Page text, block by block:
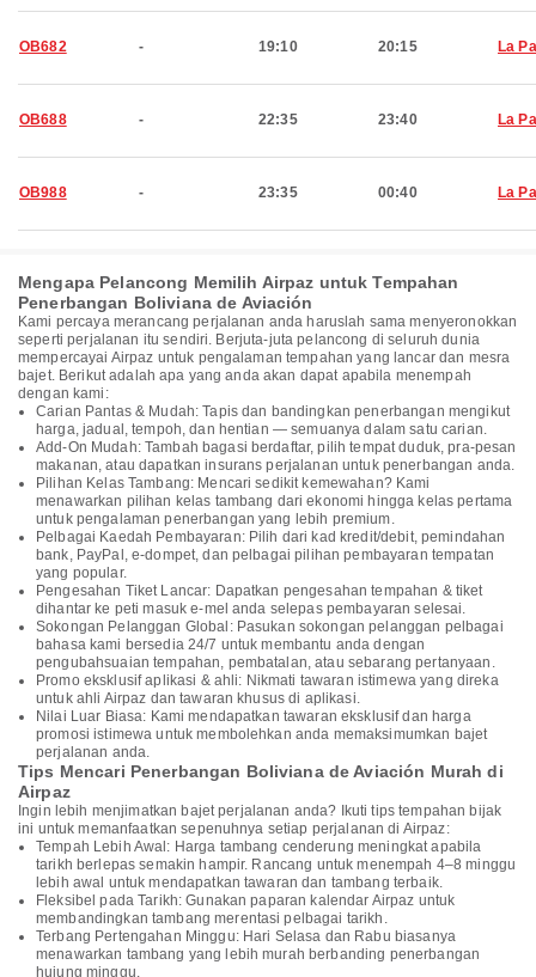
OB682 - 19:10 20:15 La
OB688 - 22:35 23:40 La
OB988 - 23:35 00:40 La
Mengapa Pelancong Memilih Airpaz untuk Tempahan
Penerbangan Boliviana de Aviación
Kami percaya merancang perjalanan anda haruslah sama menyeronokkan
seperti perjalanan itu sendiri. Berjuta-juta pelancong di seluruh dunia
mempercayai Airpaz untuk pengalaman tempahan yang lancar dan mesra
bajet. Berikut adalah apa yang anda akan dapat apabila menempah
dengan kami:
Carian Pantas & Mudah: Tapis dan bandingkan penerbangan mengikut
harga, jadual, tempoh, dan hentian — semuanya dalam satu carian.
Add-On Mudah: Tambah bagasi berdaftar, pilih tempat duduk, pra-pesan
makanan, atau dapatkan insurans perjalanan untuk penerbangan anda.
Pilihan Kelas Tambang: Mencari sedikit kemewahan? Kami
menawarkan pilihan kelas tambang dari ekonomi hingga kelas pertama
untuk pengalaman penerbangan yang lebih premium.
Pelbagai Kaedah Pembayaran: Pilih dari kad kredit/debit, pemindahan
bank, PayPal, e-dompet, dan pelbagai pilihan pembayaran tempatan
yang popular.
Pengesahan Tiket Lancar: Dapatkan pengesahan tempahan & tiket
dihantar ke peti masuk e-mel anda selepas pembayaran selesai.
Sokongan Pelanggan Global: Pasukan sokongan pelanggan pelbagai
bahasa kami bersedia 24/7 untuk membantu anda dengan
pengubahsuaian tempahan, pembatalan, atau sebarang pertanyaan.
Promo eksklusif aplikasi & ahli: Nikmati tawaran istimewa yang direka
untuk ahli Airpaz dan tawaran khusus di aplikasi.
Nilai Luar Biasa: Kami mendapatkan tawaran eksklusif dan harga
promosi istimewa untuk membolehkan anda memaksimumkan bajet
perjalanan anda.
Tips Mencari Penerbangan Boliviana de Aviación Murah di
Airpaz
Ingin lebih menjimatkan bajet perjalanan anda? Ikuti tips tempahan bijak
ini untuk memanfaatkan sepenuhnya setiap perjalanan di Airpaz:
Tempah Lebih Awal: Harga tambang cenderung meningkat apabila
tarikh berlepas semakin hampir. Rancang untuk menempah 4–8 minggu
lebih awal untuk mendapatkan tawaran dan tambang terbaik.
Fleksibel pada Tarikh: Gunakan paparan kalendar Airpaz untuk
membandingkan tambang merentasi pelbagai tarikh.
Terbang Pertengahan Minggu: Hari Selasa dan Rabu biasanya
menawarkan tambang yang lebih murah berbanding penerbangan
hujung minggu.